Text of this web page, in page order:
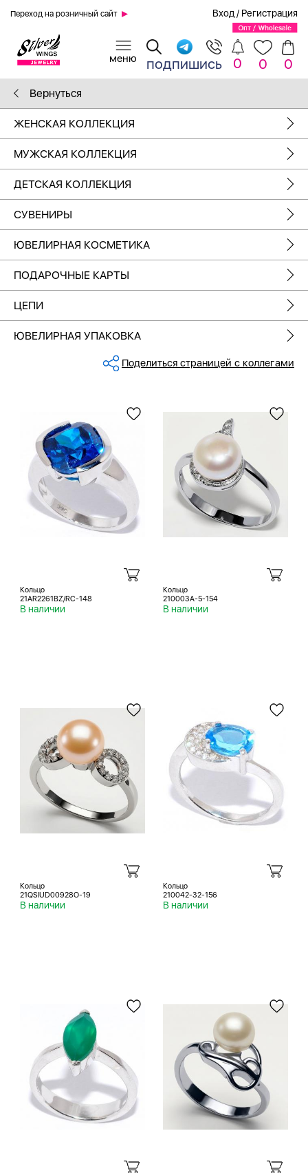
Переход на розничный сайт Вход / Регистрация
подпишись 0 0 0
Вернуться
ЖЕНСКАЯ КОЛЛЕКЦИЯ
МУЖСКАЯ КОЛЛЕКЦИЯ
ДЕТСКАЯ КОЛЛЕКЦИЯ
СУВЕНИРЫ
ЮВЕЛИРНАЯ КОСМЕТИКА
ПОДАРОЧНЫЕ КАРТЫ
ЦЕПИ
ЮВЕЛИРНАЯ УПАКОВКА
Поделиться страницей с коллегами
Кольцо
21AR2261BZ/RC-148
В наличии
Кольцо
210003A-5-154
В наличии
Кольцо
21QSIUD00928O-19
В наличии
Кольцо
210042-32-156
В наличии